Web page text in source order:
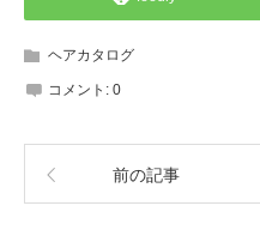
ヘアカタログ
コメント: 0
前の記事